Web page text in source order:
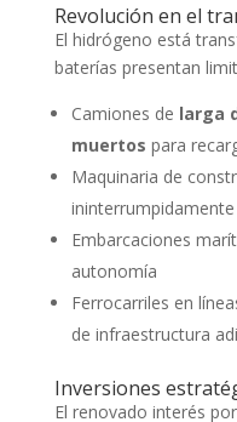
Revolución en el
El hidrógeno está
baterías presentan
Camiones de larga
muertos para
Maquinaria de
ininterrumpidamente
Embarcaciones
autonomía
Ferrocarriles en
de infraestructura
Inversiones
El renovado interés